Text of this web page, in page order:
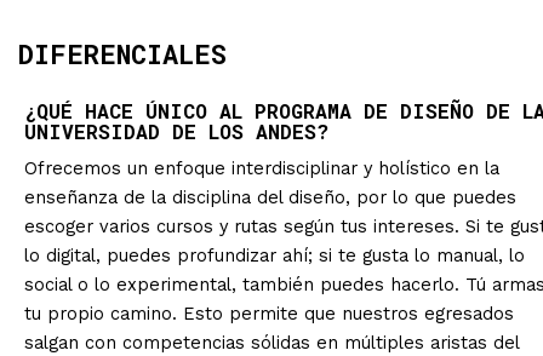
DIFERENCIALES
¿QUÉ HACE ÚNICO AL PROGRAMA DE DISEÑO DE
UNIVERSIDAD DE LOS ANDES?
Ofrecemos un enfoque interdisciplinar y holístico en la
enseñanza de la disciplina del diseño, por lo que puedes
escoger varios cursos y rutas según tus intereses. Si te
lo digital, puedes profundizar ahí; si te gusta lo manual, lo
social o lo experimental, también puedes hacerlo. Tú
tu propio camino. Esto permite que nuestros egresados
salgan con competencias sólidas en múltiples aristas del